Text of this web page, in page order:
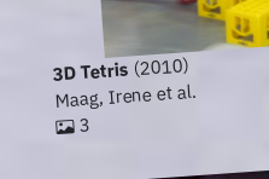
3D Tetris(2010)
Maag, Irene et al.
3